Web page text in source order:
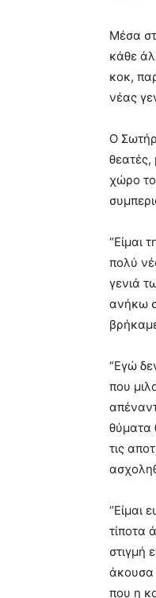
Μέσα
κάθε
κοκ,
νέας
Ο
θεατές,
χώρο
“Είμαι
πολύ
γενιά
ανήκω
“Εγώ
που
θύματα
τις
τίποτα
στιγμή
άκουσα
που η